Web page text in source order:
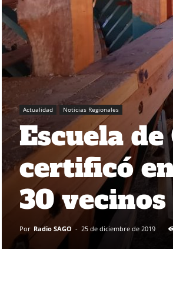
Actualidad Noticias Regionales
Escuela
certificó
30
Por Radio SAGO - 25 de diciembre de 2019